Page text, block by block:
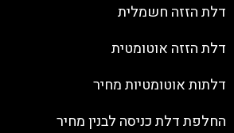
דלת הזזה חשמלית
דלת הזזה אוטומטית
דלתות אוטומטיות מחיר
החלפת דלת כניסה לבנין מחיר